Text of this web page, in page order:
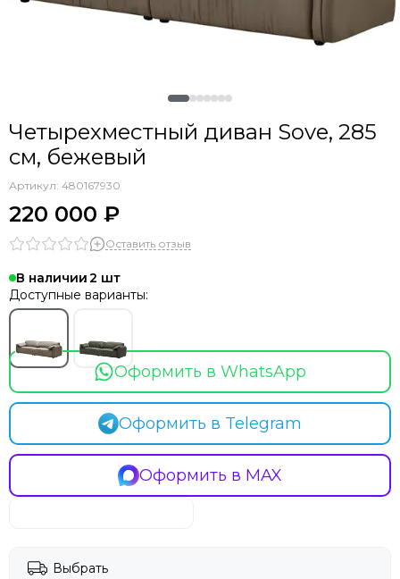
Четырехместный диван Sove, 285
см, бежевый
Артикул: 480167930
220 000 ₽
Оставить отзыв
В наличии2
Доступные варианты:
Оформить в WhatsApp
Оформить в Telegram
Оформить в MAX
Выбрать